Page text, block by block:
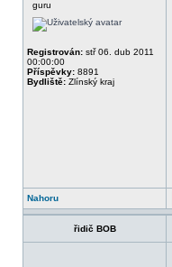
guru
Registrován: stř 06. dub 2011
00:00:00
Příspěvky: 8891
Bydliště: Zlínský kraj
Nahoru
řidič BOB